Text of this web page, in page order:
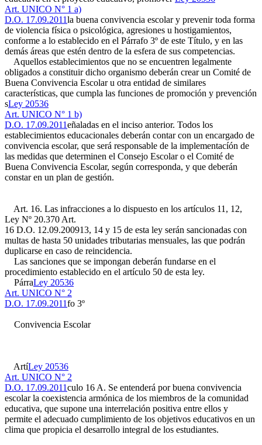
Art. UNICO N° 1 a)
D.O. 17.09.2011la buena convivencia escolar y prevenir toda forma
de violencia física o psicológica, agresiones u hostigamientos,
conforme a lo establecido en el Párrafo 3º de este Título, y en las
demás áreas que estén dentro de la esfera de sus competencias.
Aquellos establecimientos que no se encuentren legalmente
obligados a constituir dicho organismo deberán crear un Comité de
Buena Convivencia Escolar u otra entidad de similares
características, que cumpla las funciones de promoción y prevención
sLey 20536
Art. UNICO N° 1 b)
D.O. 17.09.2011eñaladas en el inciso anterior. Todos los
establecimientos educacionales deberán contar con un encargado de
convivencia escolar, que será responsable de la implementacíón de
las medidas que determinen el Consejo Escolar o el Comité de
Buena Convivencia Escolar, según corresponda, y que deberán
constar en un plan de gestión.
Art. 16. Las infracciones a lo dispuesto en los artículos 11, 12,
Ley Nº 20.370 Art.
16 D.O. 12.09.200913, 14 y 15 de esta ley serán sancionadas con
multas de hasta 50 unidades tributarias mensuales, las que podrán
duplicarse en caso de reincidencia.
Las sanciones que se impongan deberán fundarse en el
procedimiento establecido en el artículo 50 de esta ley.
PárraLey 20536
Art. UNICO N° 2
D.O. 17.09.2011fo 3º
Convivencia Escolar
ArtíLey 20536
Art. UNICO N° 2
D.O. 17.09.2011culo 16 A. Se entenderá por buena convivencia
escolar la coexistencia armónica de los miembros de la comunidad
educativa, que supone una interrelación positiva entre ellos y
permite el adecuado cumplimiento de los objetivos educativos en un
clima que propicia el desarrollo integral de los estudiantes.